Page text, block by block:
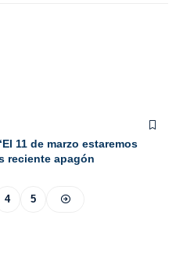
11 de marzo estaremos
reciente apagón
4 5